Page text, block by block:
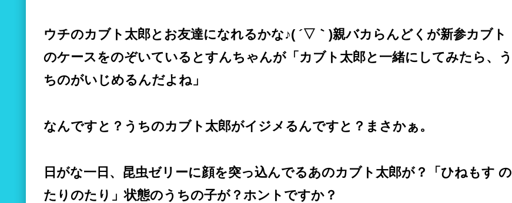
ウチのカブト太郎とお友達になれるかな♪( ´▽｀)親バカらんどくが新参カブト
のケースをのぞいているとすんちゃんが「カブト太郎と一緒にしてみたら、う
ちのがいじめるんだよね」
なんですと？うちのカブト太郎がイジメるんですと？まさかぁ。
日がな一日、昆虫ゼリーに顔を突っ込んでるあのカブト太郎が？「ひねもす の
たりのたり」状態のうちの子が？ホントですか？